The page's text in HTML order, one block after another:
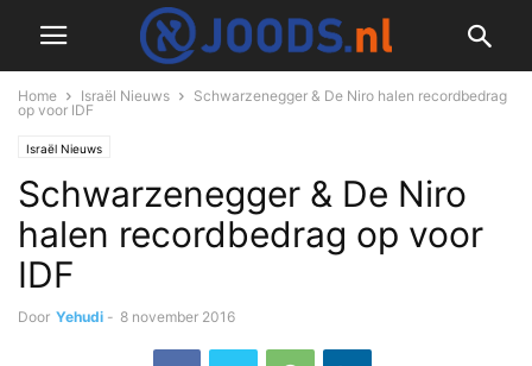
Home Israël Nieuws
Schwarzenegger & De Niro halen recordbedrag
op voor IDF
Israël Nieuws
Schwarzenegger & De Niro
halen recordbedrag op voor
IDF
Door Yehudi - 8 november 2016